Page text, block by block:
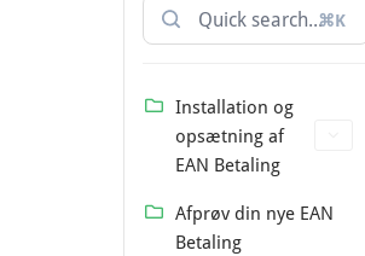
⌘K
Installation og
opsætning af
EAN Betaling
Afprøv din nye EAN
Betaling